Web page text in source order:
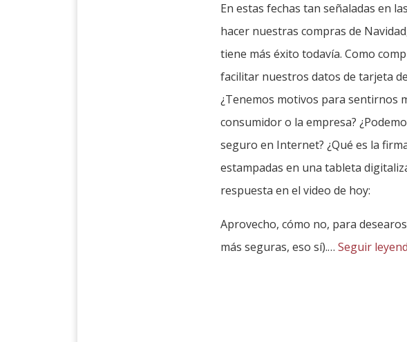
En estas fechas tan señaladas en
hacer nuestras compras de
tiene más éxito todavía. Como
facilitar nuestros datos de tarjeta
¿Tenemos motivos para sentirnos
consumidor o la empresa?
seguro en Internet? ¿Qué es la
estampadas en una tableta
respuesta en el video de hoy:
Aprovecho, cómo no, para
más seguras, eso sí).…Seguir